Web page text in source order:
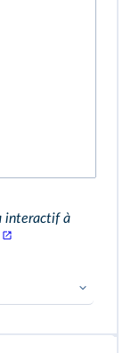
interactif à